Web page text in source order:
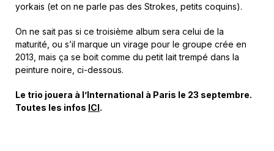
yorkais (et on ne parle pas des Strokes, petits coquins).
On ne sait pas si ce troisième album sera celui de la
maturité, ou s’il marque un virage pour le groupe crée en
2013, mais ça se boit comme du petit lait trempé dans la
peinture noire, ci-dessous.
Le trio jouera à l’International à Paris le 23 septembre.
Toutes les infos ICI.